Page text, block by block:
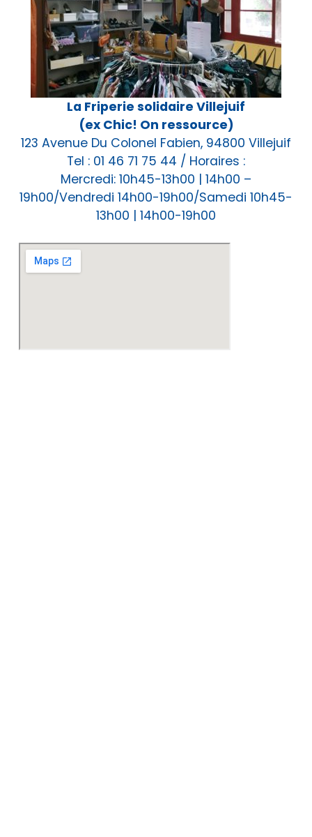
La Friperie solidaire Villejuif
(ex Chic! On ressource)
123 Avenue Du Colonel Fabien, 94800 Villejuif
Tel : 01 46 71 75 44 / Horaires :
Mercredi: 10h45-13h00 | 14h00 –
19h00/Vendredi 14h00-19h00/Samedi 10h45-
13h00 | 14h00-19h00